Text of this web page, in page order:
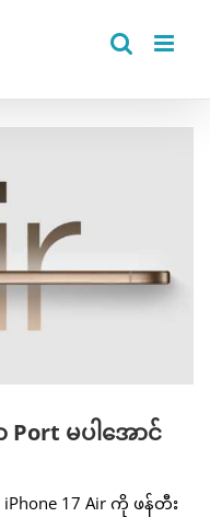
Port မပါအောင်
17 Air ကို ဖန်တီး